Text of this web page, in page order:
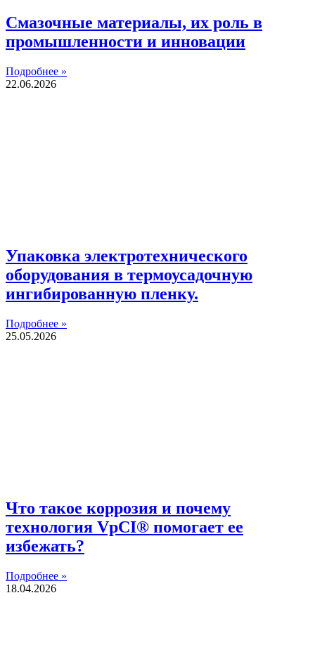
Смазочные материалы, их роль в
промышленности и инновации
Подробнее »
22.06.2026
Упаковка электротехнического
оборудования в термоусадочную
ингибированную пленку.
Подробнее »
25.05.2026
Что такое коррозия и почему
технология VpCI® помогает ее
избежать?
Подробнее »
18.04.2026